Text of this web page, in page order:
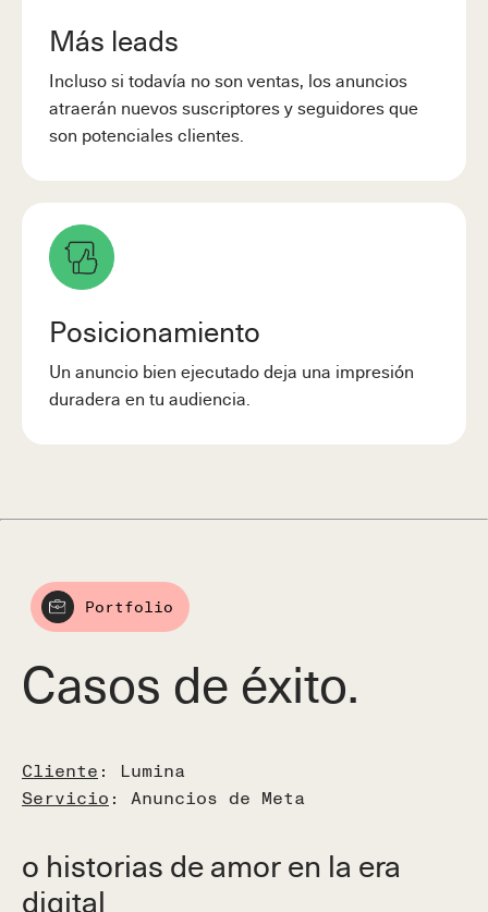
Más leads
Incluso si todavía no son ventas, los anuncios
atraerán nuevos suscriptores y seguidores que
son potenciales clientes.
Posicionamiento
Un anuncio bien ejecutado deja una impresión
duradera en tu audiencia.
Portfolio
Casos de éxito.
Cliente : Lumina
Servicio : Anuncios de Meta
o historias de amor en la era
digital